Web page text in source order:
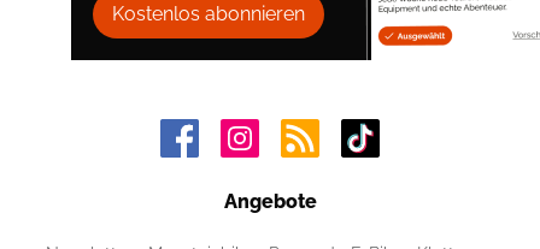
Kostenlos abonnieren
Angebote